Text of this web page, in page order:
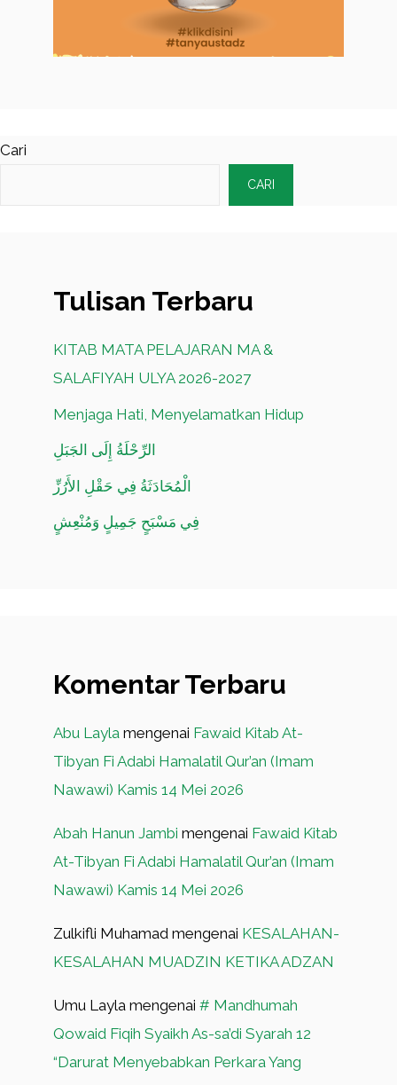
Cari
CARI
Tulisan Terbaru
KITAB MATA PELAJARAN MA &
SALAFIYAH ULYA 2026-2027
Menjaga Hati, Menyelamatkan Hidup
الرِّحْلَةُ إِلَى الجَبَلِ
الْمُحَادَثَةُ فِي حَقْلِ الأَرُزِّ
فِي مَسْبَحٍ جَمِيلٍ وَمُنْعِشٍ
Komentar Terbaru
Abu Layla mengenai Fawaid Kitab At-
Tibyan Fi Adabi Hamalatil Qur’an (Imam
Nawawi) Kamis 14 Mei 2026
Abah Hanun Jambi mengenai Fawaid Kitab
At-Tibyan Fi Adabi Hamalatil Qur’an (Imam
Nawawi) Kamis 14 Mei 2026
Zulkifli Muhamad mengenai KESALAHAN-
KESALAHAN MUADZIN KETIKA ADZAN
Umu Layla mengenai # Mandhumah
Qowaid Fiqih Syaikh As-sa’di Syarah 12
“Darurat Menyebabkan Perkara Yang